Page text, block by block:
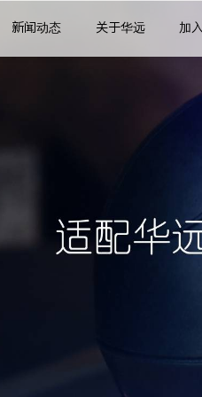
新闻动态 关于华远 加